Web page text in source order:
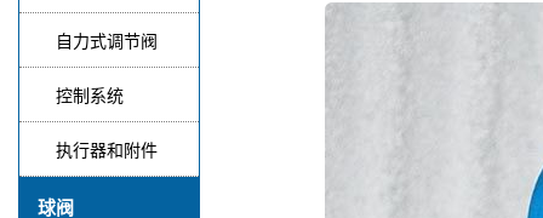
自力式调节阀
控制系统
执行器和附件
球阀